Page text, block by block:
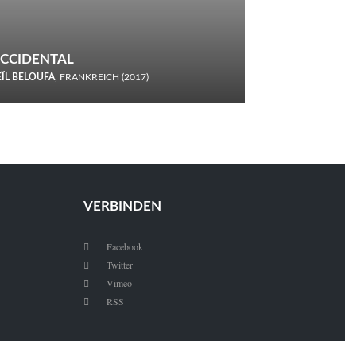
BELOUFA, FRANKREICH (2017)
VERBINDEN
 Facebook
 Twitter
 Vimeo
 RSS